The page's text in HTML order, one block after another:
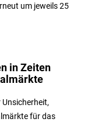
um jeweils 25
in Zeiten
für das